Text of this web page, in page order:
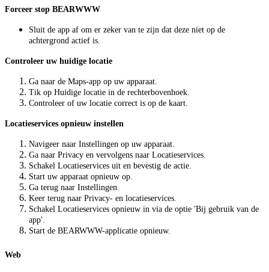
Forceer stop BEARWWW
Sluit de app af om er zeker van te zijn dat deze niet op de
achtergrond actief is.
Controleer uw huidige locatie
Ga naar de Maps-app op uw apparaat.
Tik op Huidige locatie in de rechterbovenhoek.
Controleer of uw locatie correct is op de kaart.
Locatieservices opnieuw instellen
Navigeer naar Instellingen op uw apparaat.
Ga naar Privacy en vervolgens naar Locatieservices.
Schakel Locatieservices uit en bevestig de actie.
Start uw apparaat opnieuw op.
Ga terug naar Instellingen.
Keer terug naar Privacy- en locatieservices.
Schakel Locatieservices opnieuw in via de optie 'Bij gebruik van de
app'.
Start de BEARWWW-applicatie opnieuw.
Web